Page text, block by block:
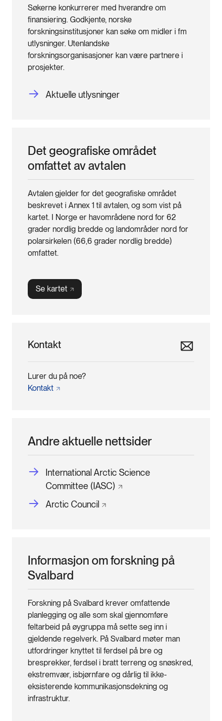
Søkerne konkurrerer med hverandre om
finansiering. Godkjente, norske
forskningsinstitusjoner kan søke om midler i fm
utlysninger. Utenlandske
forskningsorganisasjoner kan være partnere i
prosjekter.
Aktuelle utlysninger
Det geografiske området
omfattet av avtalen
Avtalen gjelder for det geografiske området
beskrevet i Annex 1 til avtalen, og som vist på
kartet. I Norge er havområdene nord for 62
grader nordlig bredde og landområder nord for
polarsirkelen (66,6 grader nordlig bredde)
omfattet.
Se kartet
Kontakt
Lurer du på noe?
Kontakt
Andre aktuelle nettsider
International Arctic Science
Committee (IASC)
Arctic Council
Informasjon om forskning på
Svalbard
Forskning på Svalbard krever omfattende
planlegging og alle som skal gjennomføre
feltarbeid på øygruppa må sette seg inn i
gjeldende regelverk. På Svalbard møter man
utfordringer knyttet til ferdsel på bre og
bresprekker, ferdsel i bratt terreng og snøskred,
ekstremvær, isbjørnfare og dårlig til ikke-
eksisterende kommunikasjonsdekning og
infrastruktur.